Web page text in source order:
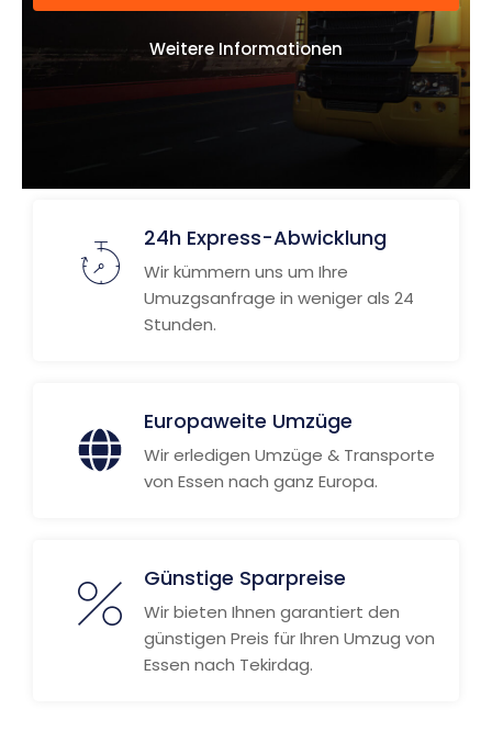
Weitere Informationen
24h Express-Abwicklung
Wir kümmern uns um Ihre
Umuzgsanfrage in weniger als 24
Stunden.
Europaweite Umzüge
Wir erledigen Umzüge & Transporte
von Essen nach ganz Europa.
Günstige Sparpreise
Wir bieten Ihnen garantiert den
günstigen Preis für Ihren Umzug von
Essen nach Tekirdag.